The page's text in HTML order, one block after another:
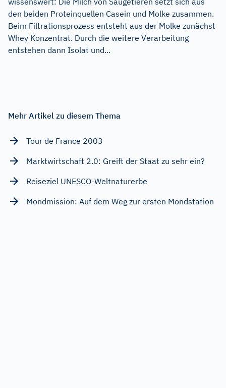
den beiden Proteinquellen Casein und Molke zusammen.
Beim Filtrationsprozess entsteht aus der Molke zunächst
Whey Konzentrat. Durch die weitere Verarbeitung
entstehen dann Isolat und...
Mehr Artikel zu diesem Thema
Tour de France 2003
Marktwirtschaft 2.0: Greift der Staat zu sehr ein?
Reiseziel UNESCO-Weltnaturerbe
Mondmission: Auf dem Weg zur ersten Mondstation